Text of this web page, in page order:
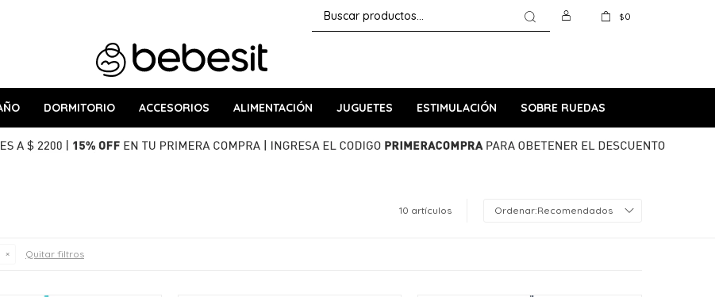
DORMITORIO ACCESORIOS ALIMENTACIÓN JUGUETES ESTIMULACIÓN SOBRE RUEDAS
$0
10 artículos Recomendados
Quitar filtros